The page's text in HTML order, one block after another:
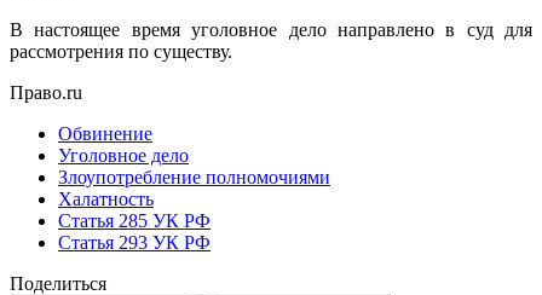
В настоящее время уголовное дело направлено в суд для
рассмотрения по существу.
Право.ru
Обвинение
Уголовное дело
Злоупотребление полномочиями
Халатность
Статья 285 УК РФ
Статья 293 УК РФ
Поделиться